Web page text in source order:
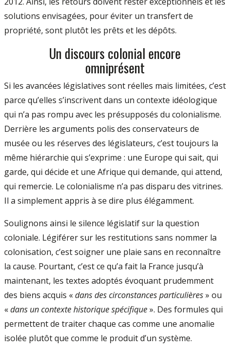
solutions envisagées, pour éviter un transfert de
propriété, sont plutôt les prêts et les dépôts.
Un discours colonial encore
omniprésent
Si les avancées législatives sont réelles mais limitées, c’est
parce qu’elles s’inscrivent dans un contexte idéologique
qui n’a pas rompu avec les présupposés du colonialisme.
Derrière les arguments polis des conservateurs de
musée ou les réserves des législateurs, c’est toujours la
même hiérarchie qui s’exprime : une Europe qui sait, qui
garde, qui décide et une Afrique qui demande, qui attend,
qui remercie. Le colonialisme n’a pas disparu des vitrines.
Il a simplement appris à se dire plus élégamment.
Soulignons ainsi le silence législatif sur la question
coloniale. Légiférer sur les restitutions sans nommer la
colonisation, c’est soigner une plaie sans en reconnaître
la cause. Pourtant, c’est ce qu’a fait la France jusqu’à
maintenant, les textes adoptés évoquant prudemment
des biens acquis «dans des circonstances particulières» ou
«dans un contexte historique spécifique». Des formules qui
permettent de traiter chaque cas comme une anomalie
isolée plutôt que comme le produit d’un système.